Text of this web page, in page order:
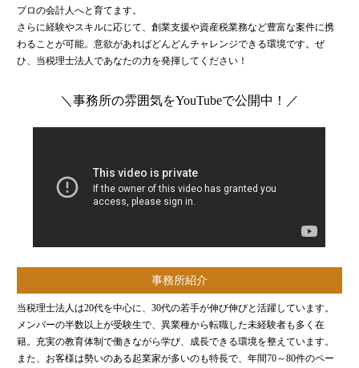
融資を受けやすくする経営
金融機関から調達するメリットとデメリット
VCによる資金調達
通常料金
創業3年目までの特別料金
ベンチャー企業応援パック
記帳代行/その他
個人事業主のお客様
事務所案内
プロの会計人へと育てます。
さらに経験やスキルに応じて、創業支援や資産税業務など豊富な案件に携
わることが可能。意欲があればどんどんチャレンジできる環境です。ぜ
ひ、当税理士法人であなたの力を発揮してください！
＼事務所の雰囲気をYouTubeで公開中！／
事務所紹介
当税理士法人は20代を中心に、30代の若手が伸び伸びと活躍しています。
メンバーの半数以上が受験生で、異業種から転職した未経験者も多く在
籍。充実の教育体制で働きながら学び、成長できる環境を整えています。
また、お客様は勢いのある起業家が多いのも特長で、年間70～80件のペー